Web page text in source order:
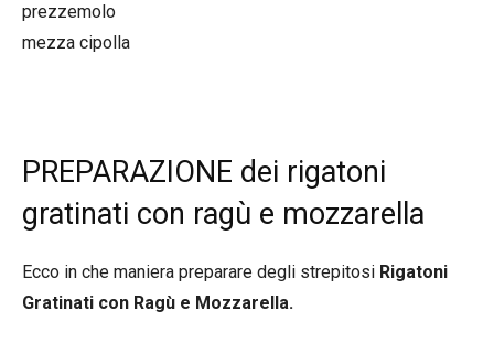
prezzemolo
mezza cipolla
PREPARAZIONE dei rigatoni
gratinati con ragù e mozzarella
Ecco in che maniera preparare degli strepitosi Rigatoni
Gratinati con Ragù e Mozzarella.